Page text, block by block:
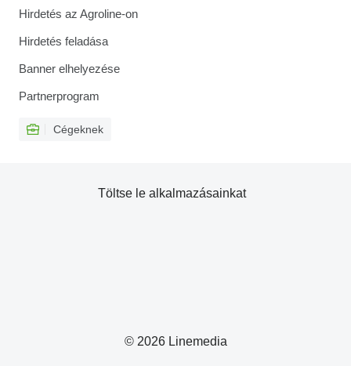
Hirdetés az Agroline-on
Hirdetés feladása
Banner elhelyezése
Partnerprogram
Cégeknek
© 2026 Linemedia
Töltse le alkalmazásainkat